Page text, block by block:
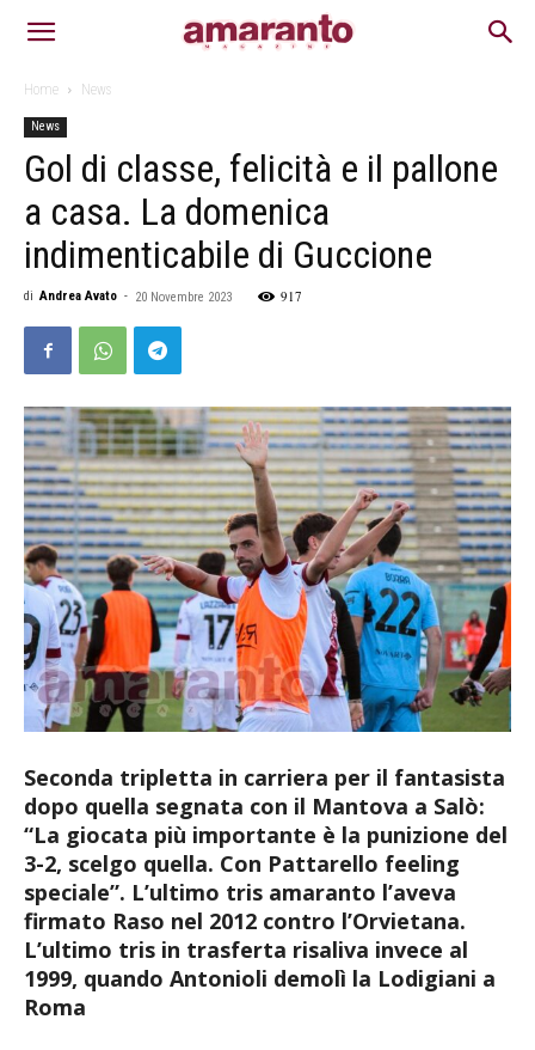
Home News
News
Gol di classe, felicità e il pallone
a casa. La domenica
indimenticabile di Guccione
di Andrea Avato - 20 Novembre 2023 917
Seconda tripletta in carriera per il fantasista
dopo quella segnata con il Mantova a Salò:
“La giocata più importante è la punizione del
3-2, scelgo quella. Con Pattarello feeling
speciale”. L’ultimo tris amaranto l’aveva
firmato Raso nel 2012 contro l’Orvietana.
L’ultimo tris in trasferta risaliva invece al
1999, quando Antonioli demolì la Lodigiani a
Roma